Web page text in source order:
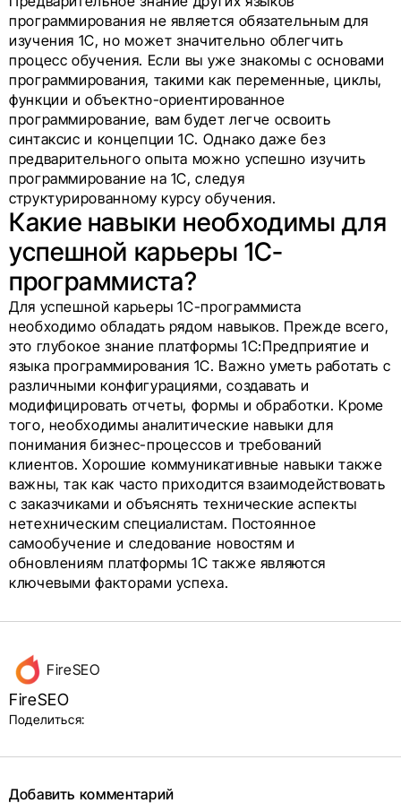
программирования не является обязательным для
изучения 1С, но может значительно облегчить
процесс обучения. Если вы уже знакомы с основами
программирования, такими как переменные, циклы,
функции и объектно-ориентированное
программирование, вам будет легче освоить
синтаксис и концепции 1С. Однако даже без
предварительного опыта можно успешно изучить
программирование на 1С, следуя
структурированному курсу обучения.
Какие навыки необходимы для
успешной карьеры 1С-
программиста?
Для успешной карьеры 1С-программиста
необходимо обладать рядом навыков. Прежде всего,
это глубокое знание платформы 1С:Предприятие и
языка программирования 1С. Важно уметь работать с
различными конфигурациями, создавать и
модифицировать отчеты, формы и обработки. Кроме
того, необходимы аналитические навыки для
понимания бизнес-процессов и требований
клиентов. Хорошие коммуникативные навыки также
важны, так как часто приходится взаимодействовать
с заказчиками и объяснять технические аспекты
нетехническим специалистам. Постоянное
самообучение и следование новостям и
обновлениям платформы 1С также являются
ключевыми факторами успеха.
Данные
об авторе
и блок
поделиться
в соцсетях
FireSEO
FireSEO
Поделиться:
Добавить комментарий